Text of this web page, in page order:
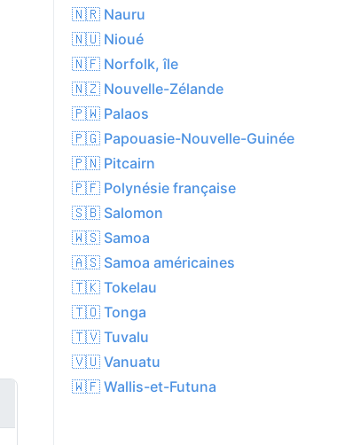
🇳🇷 Nauru
🇳🇺 Nioué
🇳🇫 Norfolk, île
🇳🇿 Nouvelle-Zélande
🇵🇼 Palaos
🇵🇬 Papouasie-Nouvelle-Guinée
🇵🇳 Pitcairn
🇵🇫 Polynésie française
🇸🇧 Salomon
🇼🇸 Samoa
🇦🇸 Samoa américaines
🇹🇰 Tokelau
🇹🇴 Tonga
🇹🇻 Tuvalu
🇻🇺 Vanuatu
🇼🇫 Wallis-et-Futuna